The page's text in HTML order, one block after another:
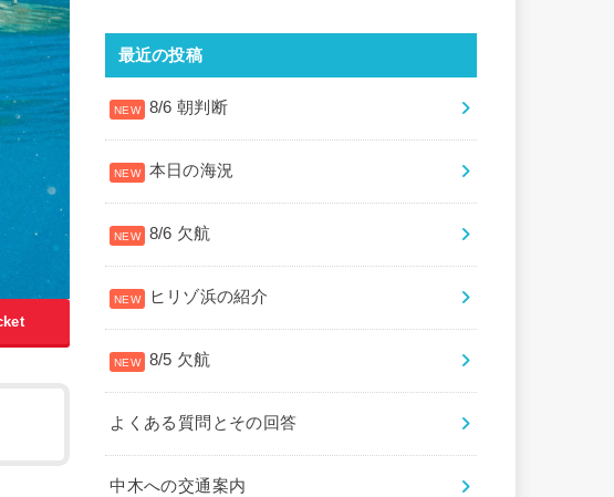
最近の投稿
8/6 朝判断
本日の海況
8/6 欠航
ヒリゾ浜の紹介
8/5 欠航
よくある質問とその回答
中木への交通案内